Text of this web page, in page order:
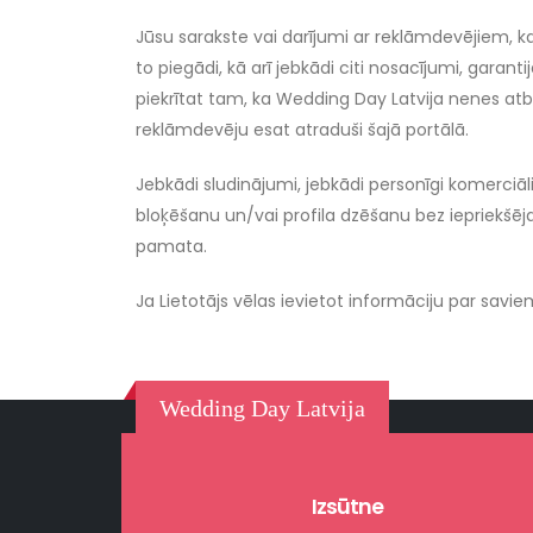
Jūsu sarakste vai darījumi ar reklāmdevējiem,
to piegādi, kā arī jebkādi citi nosacījumi,
piekrītat tam, ka Wedding Day Latvija nenes
reklāmdevēju esat atraduši šajā portālā.
Jebkādi sludinājumi, jebkādi personīgi
bloķēšanu un/vai profila dzēšanu bez
pamata.
Ja Lietotājs vēlas ievietot informāciju par
Wedding Day Latvija
Izsūtne